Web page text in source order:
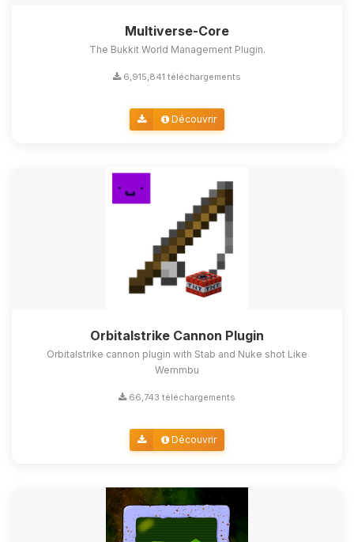
Multiverse-Core
The Bukkit World Management Plugin.
6,915,841 téléchargements
Découvrir
Orbitalstrike Cannon Plugin
Orbitalstrike cannon plugin with Stab and Nuke shot Like
Wemmbu
66,743 téléchargements
Découvrir